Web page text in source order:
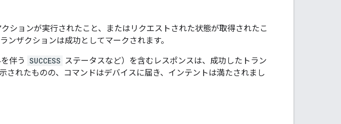
ションが実行されたこと、またはリクエストされた状態が取得されたこ
ンザクションは成功としてマークされます。
伴う SUCCESS ステータスなど）を含むレスポンスは、成功したトラン
されたものの、コマンドはデバイスに届き、インテントは満たされまし